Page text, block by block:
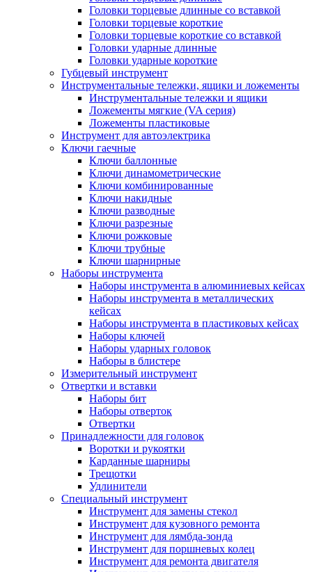
Головки торцевые длинные со вставкой
Головки торцевые короткие
Головки торцевые короткие со вставкой
Головки ударные длинные
Головки ударные короткие
Губцевый инструмент
Инструментальные тележки, ящики и ложементы
Инструментальные тележки и ящики
Ложементы мягкие (VA серия)
Ложементы пластиковые
Инструмент для автоэлектрика
Ключи гаечные
Ключи баллонные
Ключи динамометрические
Ключи комбинированные
Ключи накидные
Ключи разводные
Ключи разрезные
Ключи рожковые
Ключи трубные
Ключи шарнирные
Наборы инструмента
Наборы инструмента в алюминиевых кейсах
Наборы инструмента в металлических
кейсах
Наборы инструмента в пластиковых кейсах
Наборы ключей
Наборы ударных головок
Наборы в блистере
Измерительный инструмент
Отвертки и вставки
Наборы бит
Наборы отверток
Отвертки
Принадлежности для головок
Воротки и рукоятки
Карданные шарниры
Трещотки
Удлинители
Специальный инструмент
Инструмент для замены стекол
Инструмент для кузовного ремонта
Инструмент для лямбда-зонда
Инструмент для поршневых колец
Инструмент для ремонта двигателя